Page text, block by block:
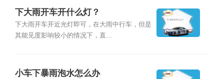
下大雨开车开什么灯？
下大雨开车开近光灯即可，在大雨中行车，但是
其能见度影响较小的情况下，直...
小车下暴雨泡水怎么办